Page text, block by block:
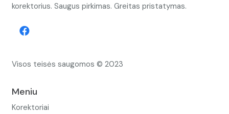
korektorius. Saugus pirkimas. Greitas pristatymas.
Visos teisės saugomos © 2023
Meniu
Korektoriai